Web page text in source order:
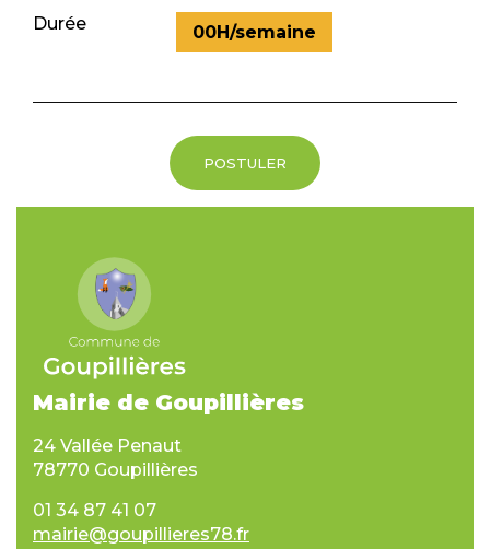
Durée 00H/semaine
POSTULER
Mairie de Goupillières
24 Vallée Penaut
78770 Goupillières
01 34 87 41 07
mairie@goupillieres78.fr